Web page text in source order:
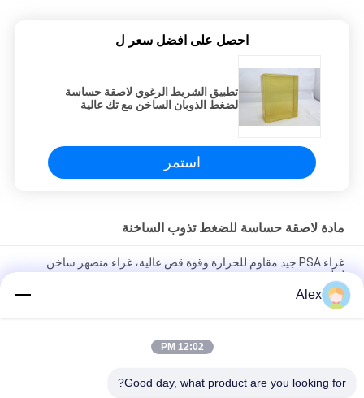
احصل على افضل سعر ل
تطبيق الشريط الرغوي لاصقة حساسة
لضغط الذوبان الساخن مع تك عالية
استمر
مادة لاصقة حساسة للضغط تذوب الساخنة
غراء PSA جيد مقاوم للحرارة وقوة قص عالية، غراء منصهر ساخن
لملصق رقمي
بالحرارة
Alex
12:02 PM
Good day, what product are you looking for?